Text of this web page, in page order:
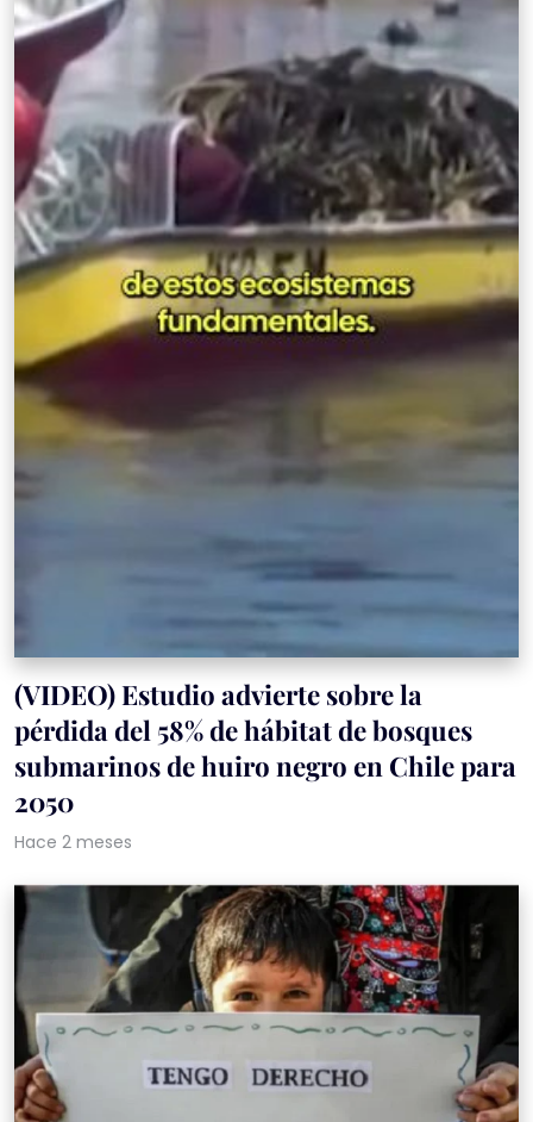
(VIDEO) Estudio advierte sobre la
pérdida del 58% de hábitat de bosques
submarinos de huiro negro en Chile para
2050
Hace 2 meses